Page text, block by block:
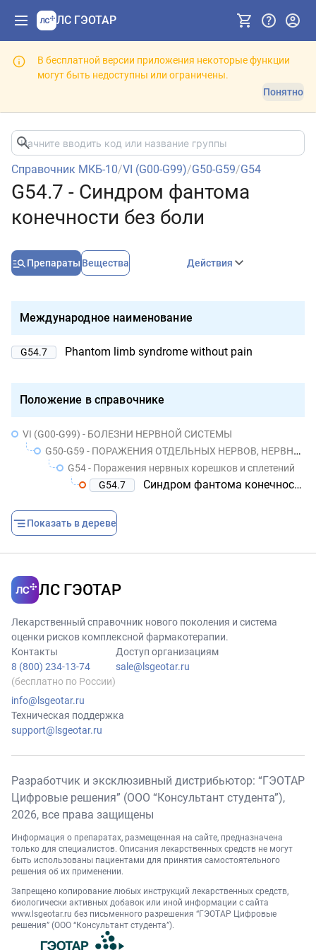
ЛС ГЭОТАР
В бесплатной версии приложения некоторые функции
могут быть недоступны или ограничены.
Понятно
Справочник МКБ-10/VI (G00-G99)/G50-G59/G54
G54.7 - Синдром фантома
конечности без боли
Препараты Вещества Действия
Международное наименование
G54.7 Phantom limb syndrome without pain
Положение в справочнике
VI (G00-G99) - БОЛЕЗНИ НЕРВНОЙ СИСТЕМЫ
G50-G59 - ПОРАЖЕНИЯ ОТДЕЛЬНЫХ НЕРВОВ, НЕРВНЫХ КОРЕШКОВ И СПЛЕТЕНИЙ
G54 - Поражения нервных корешков и сплетений
G54.7
Синдром фантома конечности без боли
Показать в дереве
ЛС ГЭОТАР
Лекарственный справочник нового поколения и система
оценки рисков комплексной фармакотерапии.
Контакты
8 (800) 234-13-74
(бесплатно по России)
info@lsgeotar.ru
Доступ организациям
sale@lsgeotar.ru
Техническая поддержка
support@lsgeotar.ru
Разработчик и эксклюзивный дистрибьютор: “ГЭОТАР
Цифровые решения” (ООО “Консультант студента”),
2026, все права защищены
Информация о препаратах, размещенная на сайте, предназначена
только для специалистов. Описания лекарственных средств не могут
быть использованы пациентами для принятия самостоятельного
решения об их применении.
Запрещено копирование любых инструкций лекарственных средств,
биологически активных добавок или иной информации с сайта
www.lsgeotar.ru без письменного разрешения “ГЭОТАР Цифровые
решения” (ООО “Консультант студента”).